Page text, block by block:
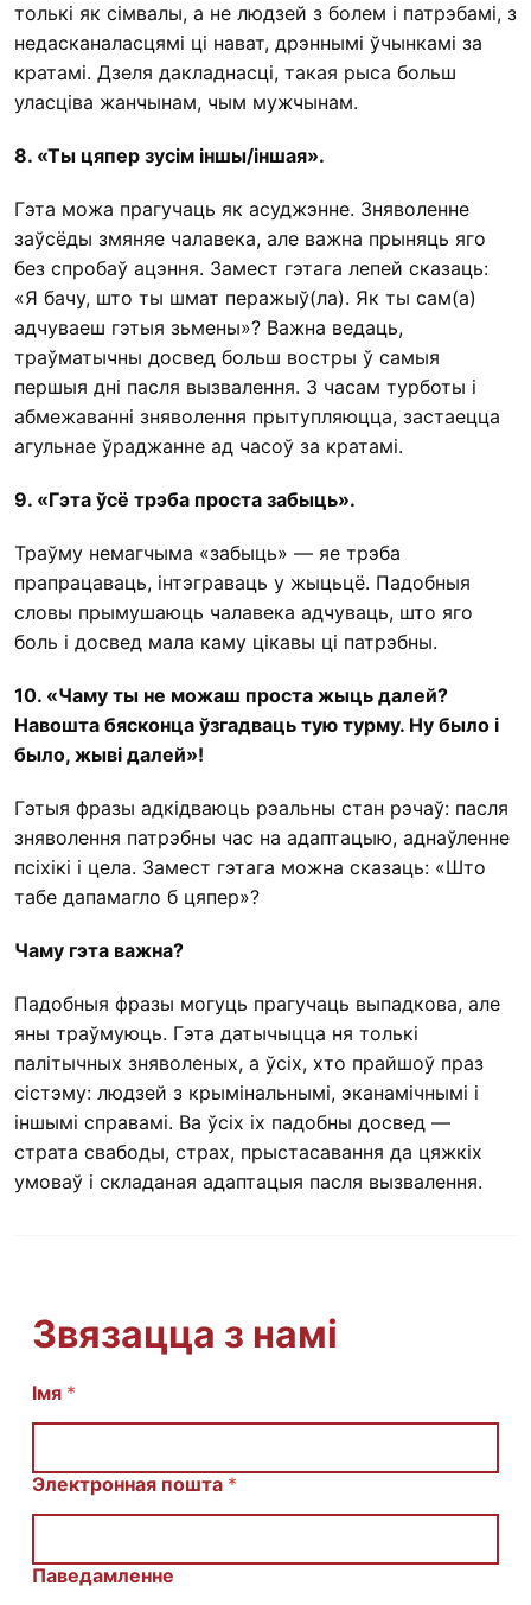
толькі як сімвалы, а не людзей з болем і патрэбамі, з
недасканаласцямі ці нават, дрэннымі ўчынкамі за
кратамі. Дзеля дакладнасці, такая рыса больш
уласціва жанчынам, чым мужчынам.
8. «Ты цяпер зусім іншы/іншая».
Гэта можа прагучаць як асуджэнне. Зняволенне
заўсёды змяняе чалавека, але важна прыняць яго
без спробаў ацэння. Замест гэтага лепей сказаць:
«Я бачу, што ты шмат перажыў(ла). Як ты сам(а)
адчуваеш гэтыя зьмены»? Важна ведаць,
траўматычны досвед больш востры ў самыя
першыя дні пасля вызвалення. З часам турботы і
абмежаванні зняволення прытупляюцца, застаецца
агульнае ўраджанне ад часоў за кратамі.
9. «Гэта ўсё трэба проста забыць».
Траўму немагчыма «забыць» — яе трэба
прапрацаваць, інтэграваць у жыцьцё. Падобныя
словы прымушаюць чалавека адчуваць, што яго
боль і досвед мала каму цікавы ці патрэбны.
10. «Чаму ты не можаш проста жыць далей?
Навошта бясконца ўзгадваць тую турму. Ну было і
было, жыві далей»!
Гэтыя фразы адкідваюць рэальны стан рэчаў: пасля
зняволення патрэбны час на адаптацыю, аднаўленне
псіхікі і цела. Замест гэтага можна сказаць: «Што
табе дапамагло б цяпер»?
Чаму гэта важна?
Падобныя фразы могуць прагучаць выпадкова, але
яны траўмуюць. Гэта датычыцца ня толькі
палітычных зняволеных, а ўсіх, хто прайшоў праз
сістэму: людзей з крымінальнымі, эканамічнымі і
іншымі справамі. Ва ўсіх іх падобны досвед —
страта свабоды, страх, прыстасавання да цяжкіх
умоваў і складаная адаптацыя пасля вызвалення.
Звязацца з намі
Імя *
Электронная пошта *
С
щ
е
Паведамленне